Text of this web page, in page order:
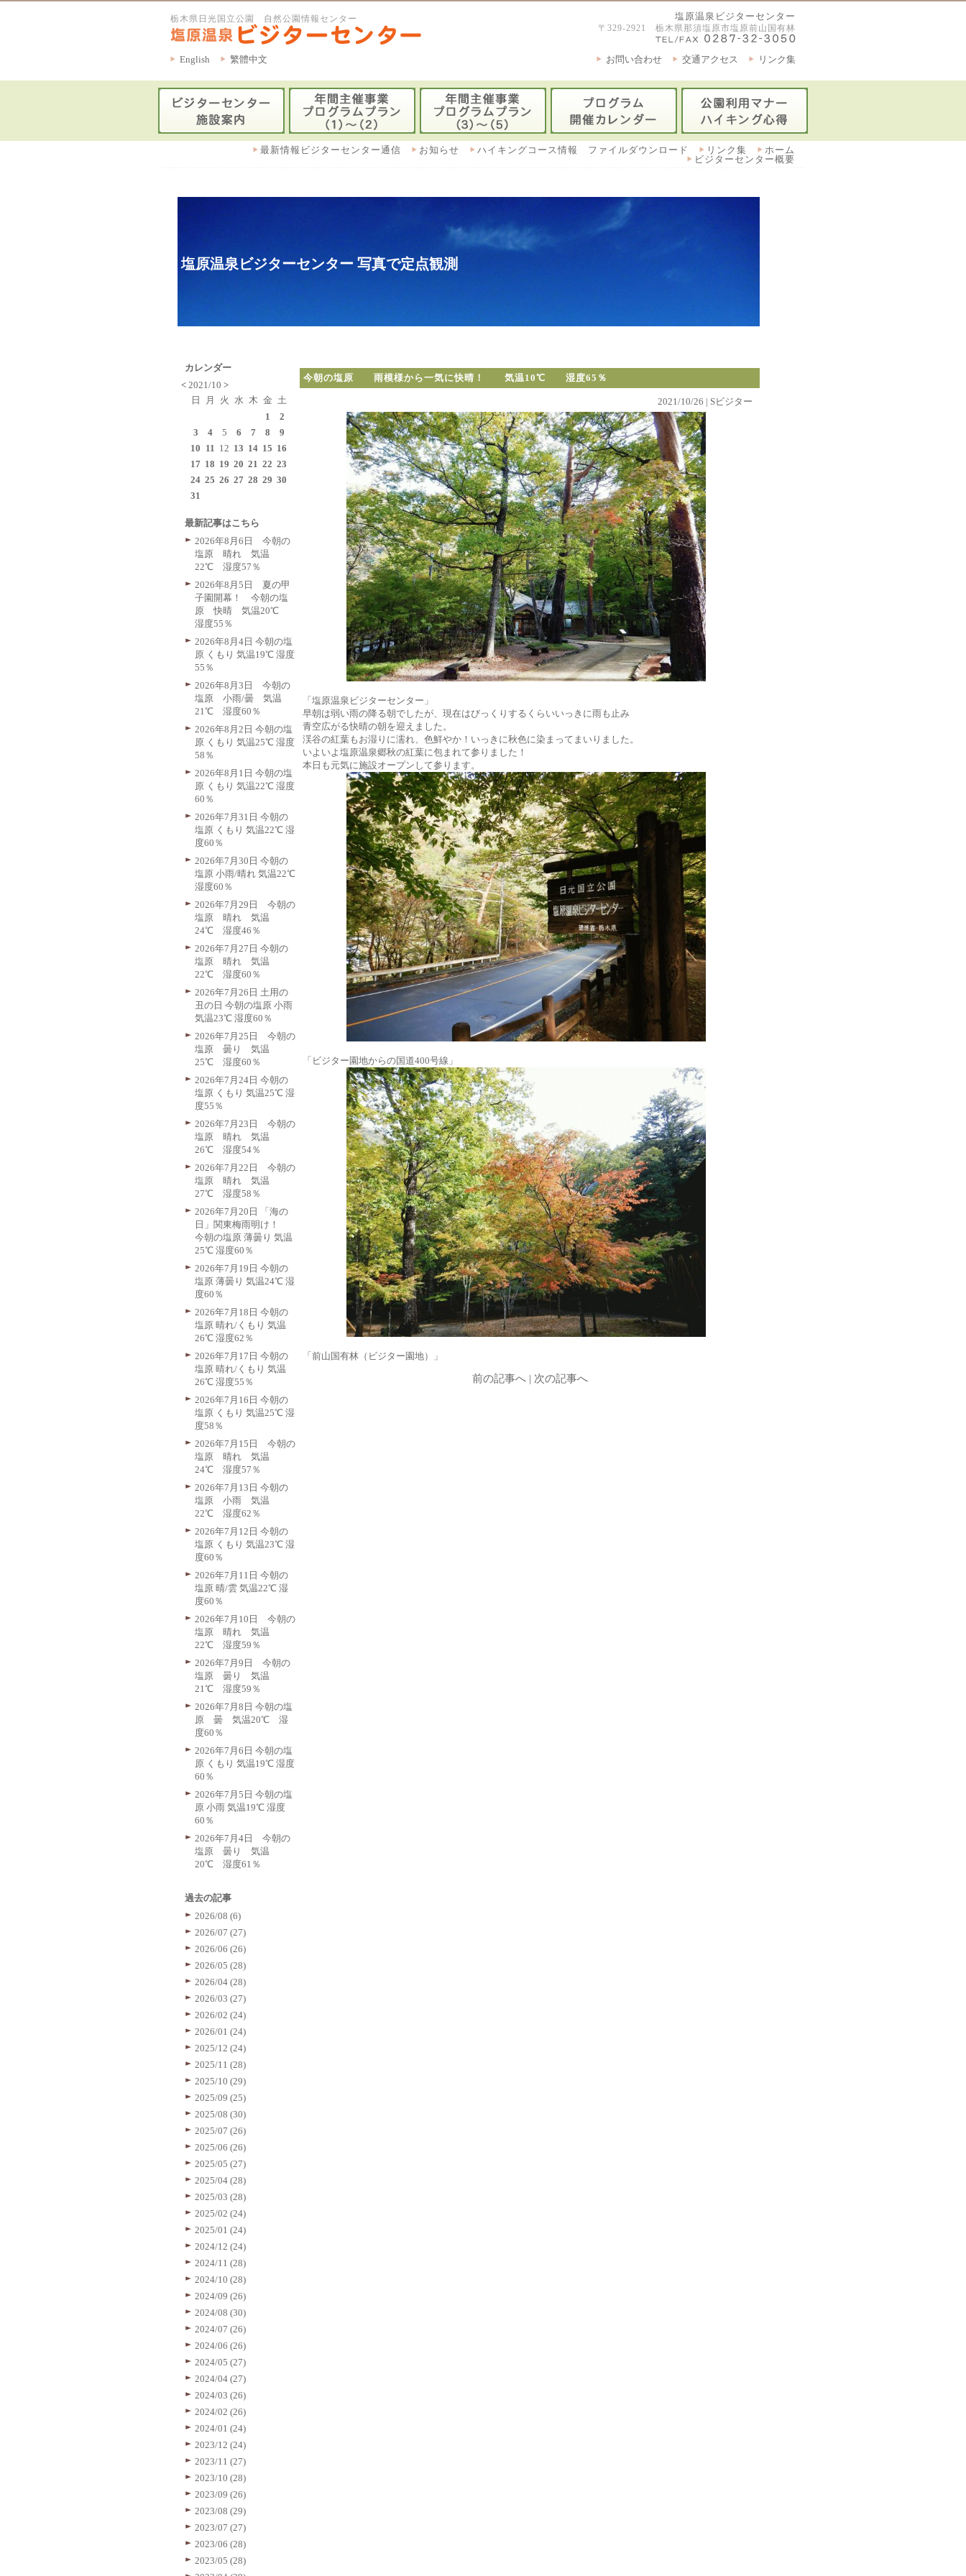
栃木県日光国立公園 自然公園情報センター 塩原温泉ビジターセンター
〒329-2921 栃木県那須塩原市塩原前山国有林
English 繁體中文 リンク集
交通アクセス
お問い合わせ
ホーム
リンク集
ハイキングコース情報 ファイルダウンロード
お知らせ
最新情報ビジターセンター通信
ビジターセンター概要
塩原温泉ビジターセンター 写真で定点観測
今朝の塩原 雨模様から一気に快晴！ 気温10℃ 湿度65％
2021/10/26 | Sビジター
「塩原温泉ビジターセンター」
早朝は弱い雨の降る朝でしたが、現在はびっくりするくらいいっきに雨も止み
青空広がる快晴の朝を迎えました。
渓谷の紅葉もお湿りに濡れ、色鮮やか！いっきに秋色に染まってまいりました。
いよいよ塩原温泉郷秋の紅葉に包まれて参りました！
本日も元気に施設オープンして参ります。
「ビジター園地からの国道400号線」
「前山国有林（ビジター園地）」
前の記事へ| 次の記事へ
カレンダー
< 2021/10 >
日
月 火 水 木 金 土
1
2
3
4 5 6 7 8
9
10 11 12 13 14 15 16
17 18 19 20 21 22 23
24 25 26 27 28 29 30
31
最新記事はこちら
2026年8月6日 今朝の
塩原 晴れ 気温
22℃ 湿度57％
2026年8月5日 夏の甲
子園開幕！ 今朝の塩
原 快晴 気温20℃
湿度55％
2026年8月4日 今朝の塩
原 くもり 気温19℃ 湿度
55％
2026年8月3日 今朝の
塩原 小雨/曇 気温
21℃ 湿度60％
2026年8月2日 今朝の塩
原 くもり 気温25℃ 湿度
58％
2026年8月1日 今朝の塩
原 くもり 気温22℃ 湿度
60％
2026年7月31日 今朝の
塩原 くもり 気温22℃ 湿
度60％
2026年7月30日 今朝の
塩原 小雨/晴れ 気温22℃
湿度60％
2026年7月29日 今朝の
塩原 晴れ 気温
24℃ 湿度46％
2026年7月27日 今朝の
塩原 晴れ 気温
22℃ 湿度60％
2026年7月26日 土用の
丑の日 今朝の塩原 小雨
気温23℃ 湿度60％
2026年7月25日 今朝の
塩原 曇り 気温
25℃ 湿度60％
2026年7月24日 今朝の
塩原 くもり 気温25℃ 湿
度55％
2026年7月23日 今朝の
塩原 晴れ 気温
26℃ 湿度54％
2026年7月22日 今朝の
塩原 晴れ 気温
27℃ 湿度58％
2026年7月20日 「海の
日」関東梅雨明け！
今朝の塩原 薄曇り 気温
25℃ 湿度60％
2026年7月19日 今朝の
塩原 薄曇り 気温24℃ 湿
度60％
2026年7月18日 今朝の
塩原 晴れ/くもり 気温
26℃ 湿度62％
2026年7月17日 今朝の
塩原 晴れ/くもり 気温
26℃ 湿度55％
2026年7月16日 今朝の
塩原 くもり 気温25℃ 湿
度58％
2026年7月15日 今朝の
塩原 晴れ 気温
24℃ 湿度57％
2026年7月13日 今朝の
塩原 小雨 気温
22℃ 湿度62％
2026年7月12日 今朝の
塩原 くもり 気温23℃ 湿
度60％
2026年7月11日 今朝の
塩原 晴/雲 気温22℃ 湿
度60％
2026年7月10日 今朝の
塩原 晴れ 気温
22℃ 湿度59％
2026年7月9日 今朝の
塩原 曇り 気温
21℃ 湿度59％
2026年7月8日 今朝の塩
原 曇 気温20℃ 湿
度60％
2026年7月6日 今朝の塩
原 くもり 気温19℃ 湿度
60％
2026年7月5日 今朝の塩
原 小雨 気温19℃ 湿度
60％
2026年7月4日 今朝の
塩原 曇り 気温
20℃ 湿度61％
過去の記事
2026/08 (6)
2026/07 (27)
2026/06 (26)
2026/05 (28)
2026/04 (28)
2026/03 (27)
2026/02 (24)
2026/01 (24)
2025/12 (24)
2025/11 (28)
2025/10 (29)
2025/09 (25)
2025/08 (30)
2025/07 (26)
2025/06 (26)
2025/05 (27)
2025/04 (28)
2025/03 (28)
2025/02 (24)
2025/01 (24)
2024/12 (24)
2024/11 (28)
2024/10 (28)
2024/09 (26)
2024/08 (30)
2024/07 (26)
2024/06 (26)
2024/05 (27)
2024/04 (27)
2024/03 (26)
2024/02 (26)
2024/01 (24)
2023/12 (24)
2023/11 (27)
2023/10 (28)
2023/09 (26)
2023/08 (29)
2023/07 (27)
2023/06 (28)
2023/05 (28)